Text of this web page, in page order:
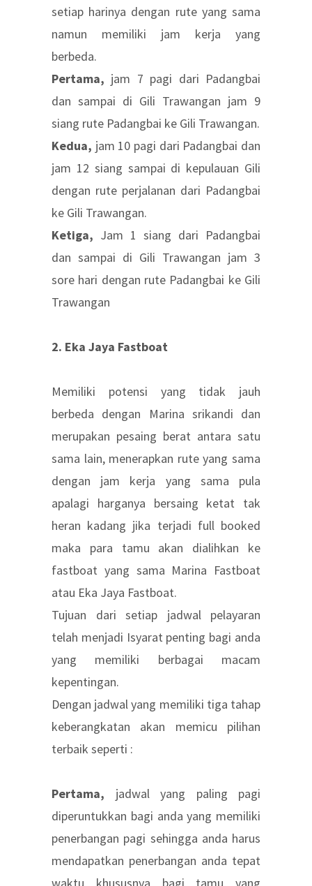
setiap harinya dengan rute yang sama
namun memiliki jam kerja yang
berbeda.
Pertama, jam 7 pagi dari Padangbai
dan sampai di Gili Trawangan jam 9
siang rute Padangbai ke Gili Trawangan.
Kedua, jam 10 pagi dari Padangbai dan
jam 12 siang sampai di kepulauan Gili
dengan rute perjalanan dari Padangbai
ke Gili Trawangan.
Ketiga, Jam 1 siang dari Padangbai
dan sampai di Gili Trawangan jam 3
sore hari dengan rute Padangbai ke Gili
Trawangan
2. Eka Jaya Fastboat
Memiliki potensi yang tidak jauh
berbeda dengan Marina srikandi dan
merupakan pesaing berat antara satu
sama lain, menerapkan rute yang sama
dengan jam kerja yang sama pula
apalagi harganya bersaing ketat tak
heran kadang jika terjadi full booked
maka para tamu akan dialihkan ke
fastboat yang sama Marina Fastboat
atau Eka Jaya Fastboat.
Tujuan dari setiap jadwal pelayaran
telah menjadi Isyarat penting bagi anda
yang memiliki berbagai macam
kepentingan.
Dengan jadwal yang memiliki tiga tahap
keberangkatan akan memicu pilihan
terbaik seperti :
Pertama, jadwal yang paling pagi
diperuntukkan bagi anda yang memiliki
penerbangan pagi sehingga anda harus
mendapatkan penerbangan anda tepat
waktu khususnya bagi tamu yang